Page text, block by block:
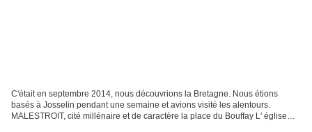
C'était en septembre 2014, nous découvrions la Bretagne. Nous étions
basés à Josselin pendant une semaine et avions visité les alentours.
MALESTROIT, cité millénaire et de caractère la place du Bouffay L' église